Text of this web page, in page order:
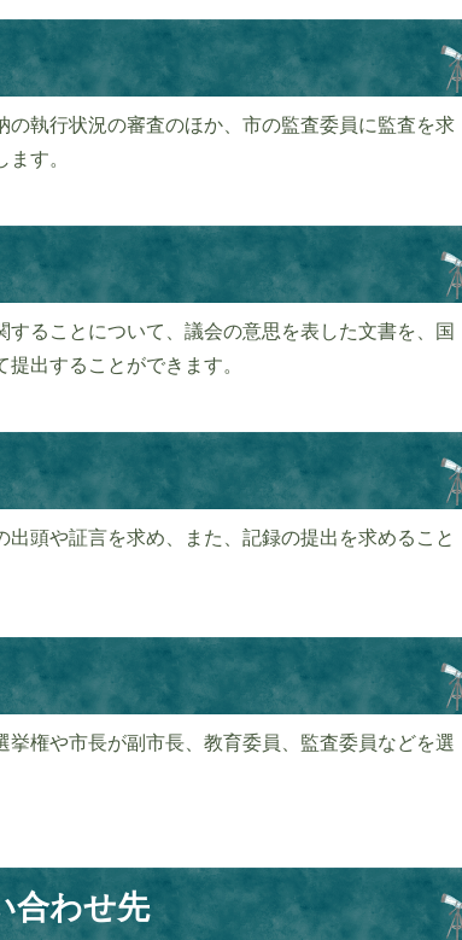
執行状況の審査のほか、市の監査委員に監査を求
す。
ることについて、議会の意思を表した文書を、国
出することができます。
頭や証言を求め、また、記録の提出を求めること
権や市長が副市長、教育委員、監査委員などを選
合わせ先